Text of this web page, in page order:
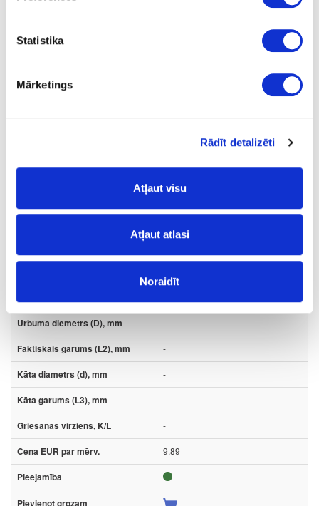
Statistika
Mārketings
Rādīt detalizēti
Atļaut visu
Atļaut atlasi
Noraidīt
īpaša cena 24-M066182
MAFELL atsperes tapojamai
-
-
-
-
-
9.89